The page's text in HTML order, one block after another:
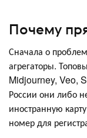
Почему
Сначала о
агрегаторы.
Midjourney, Veo,
России они либо
иностранную
номер для